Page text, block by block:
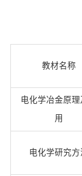
教材名称
电化学冶金原理
用
电化学研究方